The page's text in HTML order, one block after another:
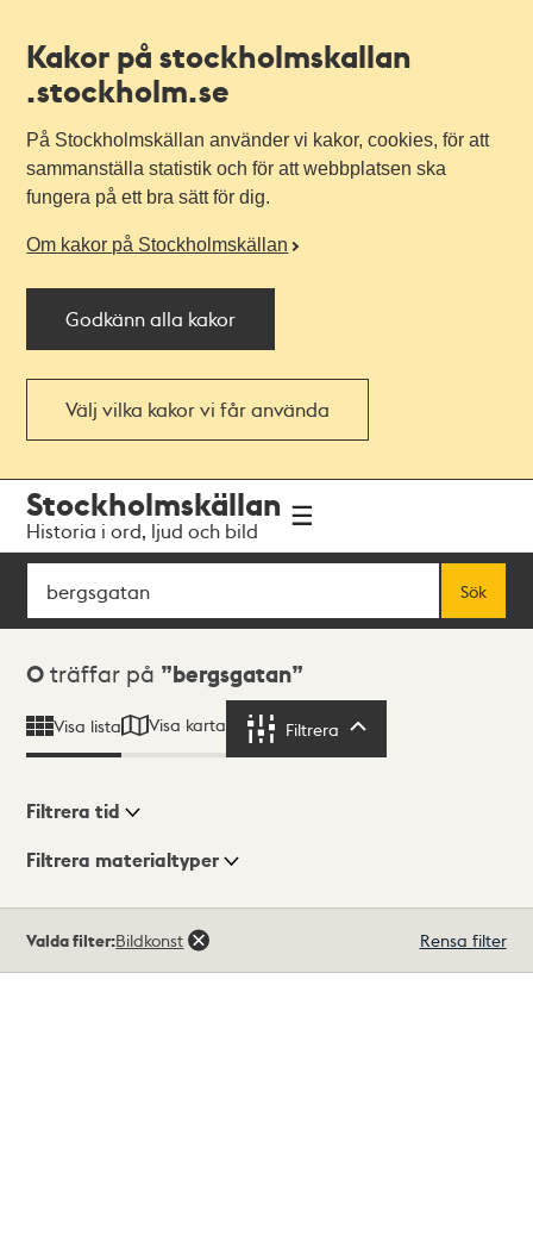
Kakor på stockholmskallan
.stockholm.se
På Stockholmskällan använder vi kakor, cookies, för att
sammanställa statistik och för att webbplatsen ska
fungera på ett bra sätt för dig.
Om kakor på Stockholmskällan
Godkänn alla kakor
Välj vilka kakor vi får använda
navigationen
huvudinnehållet
Stockholmskällan
Historia i ord, ljud och bild
Sök
Sök
Sökresultat
0 träffar på bergsgatan
Visa lista Visa karta Filtrera
Visningsläge
Filtrera tid
Filtrera materialtyper
träffar
Valda filter:Bildkonst Rensa filter